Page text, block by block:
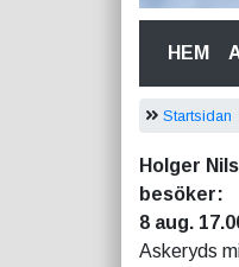
HEM
Startsidan
Holger
besöker:
8 aug.
Askeryds